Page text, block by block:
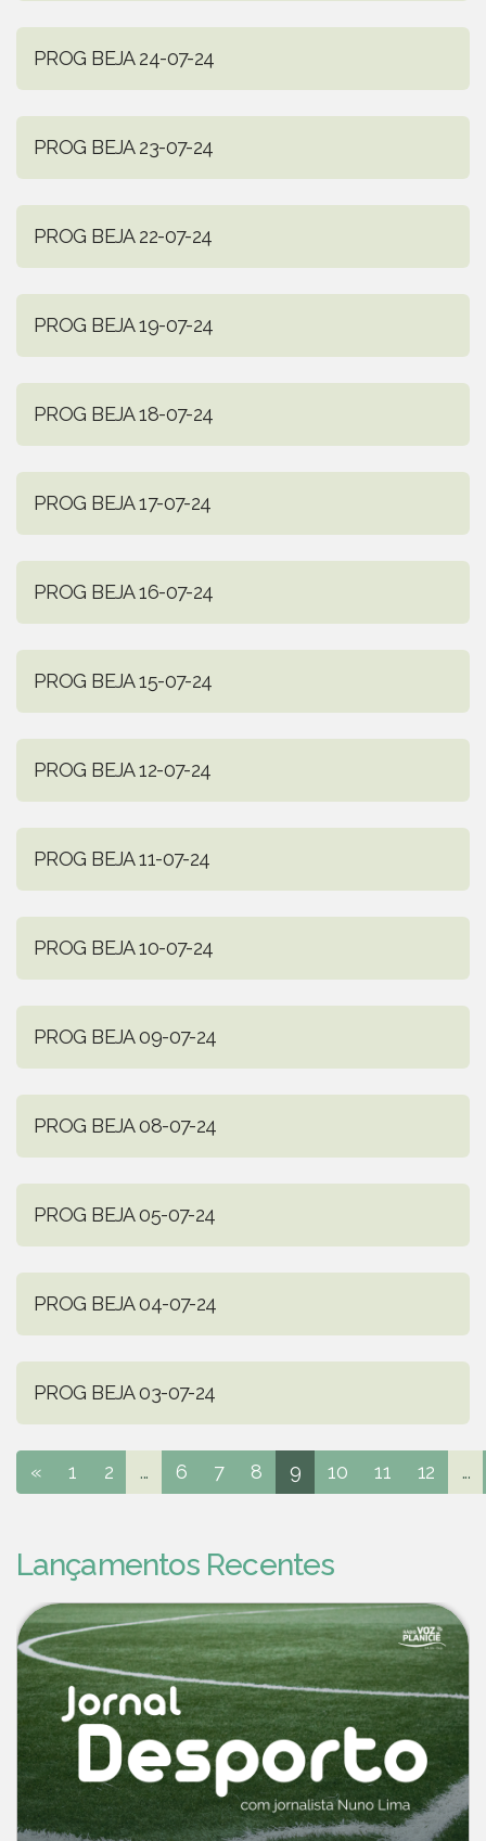
PROG BEJA 24-07-24
PROG BEJA 23-07-24
PROG BEJA 22-07-24
PROG BEJA 19-07-24
PROG BEJA 18-07-24
PROG BEJA 17-07-24
PROG BEJA 16-07-24
PROG BEJA 15-07-24
PROG BEJA 12-07-24
PROG BEJA 11-07-24
PROG BEJA 10-07-24
PROG BEJA 09-07-24
PROG BEJA 08-07-24
PROG BEJA 05-07-24
PROG BEJA 04-07-24
PROG BEJA 03-07-24
« 1 2 ... 6 7 8 9 10 11 12 ...
Lançamentos Recentes